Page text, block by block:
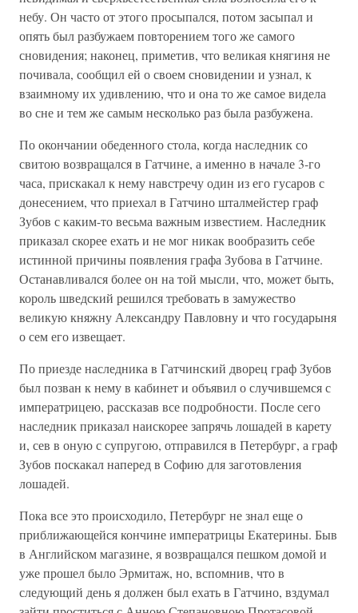
небу. Он часто от этого просыпался, потом засыпал и
опять был разбужаем повторением того же самого
сновидения; наконец, приметив, что великая княгиня не
почивала, сообщил ей о своем сновидении и узнал, к
взаимному их удивлению, что и она то же самое видела
во сне и тем же самым несколько раз была разбужена.
По окончании обеденного стола, когда наследник со
свитою возвращался в Гатчине, а именно в начале 3-го
часа, прискакал к нему навстречу один из его гусаров с
донесением, что приехал в Гатчино шталмейстер граф
Зубов с каким-то весьма важным известием. Наследник
приказал скорее ехать и не мог никак вообразить себе
истинной причины появления графа Зубова в Гатчине.
Останавливался более он на той мысли, что, может быть,
король шведский решился требовать в замужество
великую княжну Александру Павловну и что государыня
о сем его извещает.
По приезде наследника в Гатчинский дворец граф Зубов
был позван к нему в кабинет и объявил о случившемся с
императрицею, рассказав все подробности. После сего
наследник приказал наискорее запрячь лошадей в карету
и, сев в оную с супругою, отправился в Петербург, а граф
Зубов поскакал наперед в Софию для заготовления
лошадей.
Пока все это происходило, Петербург не знал еще о
приближающейся кончине императрицы Екатерины. Быв
в Английском магазине, я возвращался пешком домой и
уже прошел было Эрмитаж, но, вспомнив, что в
следующий день я должен был ехать в Гатчино, вздумал